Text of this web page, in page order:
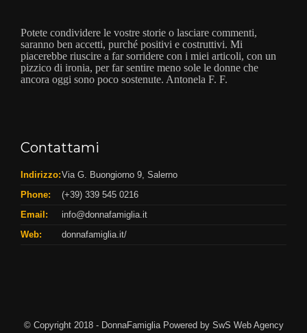
Potete condividere le vostre storie o lasciare commenti,
saranno ben accetti, purché positivi e costruttivi. Mi
piacerebbe riuscire a far sorridere con i miei articoli, con un
pizzico di ironia, per far sentire meno sole le donne che
ancora oggi sono poco sostenute. Antonela F. F.
Contattami
Indirizzo:Via G. Buongiorno 9, Salerno
Phone:
(+39) 339 545 0216
Email:
info@donnafamiglia.it
Web:
donnafamiglia.it/
© Copyright 2018 - DonnaFamiglia Powered by SwS Web Agency